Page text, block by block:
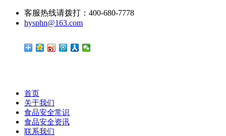
客服热线请拨打：400-680-7778
hysphn@163.com
首页
关于我们
食品安全常识
食品安全资讯
联系我们